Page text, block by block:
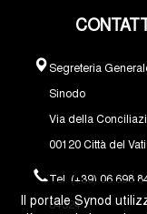
Segreteria
Sinodo
Via della
00120 Città del
Tel. (+39) 06 698
84324
Il portale Synod